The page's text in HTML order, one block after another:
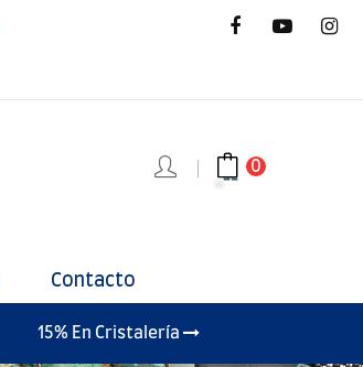
0
Contacto
15% En Cristalería